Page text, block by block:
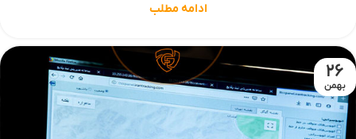
ادامه مطلب
26
بهمن